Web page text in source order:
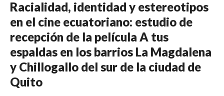
Racialidad, identidad y estereotipos
en el cine ecuatoriano: estudio de
recepción de la película A tus
espaldas en los barrios La Magdalena
y Chillogallo del sur de la ciudad de
Quito